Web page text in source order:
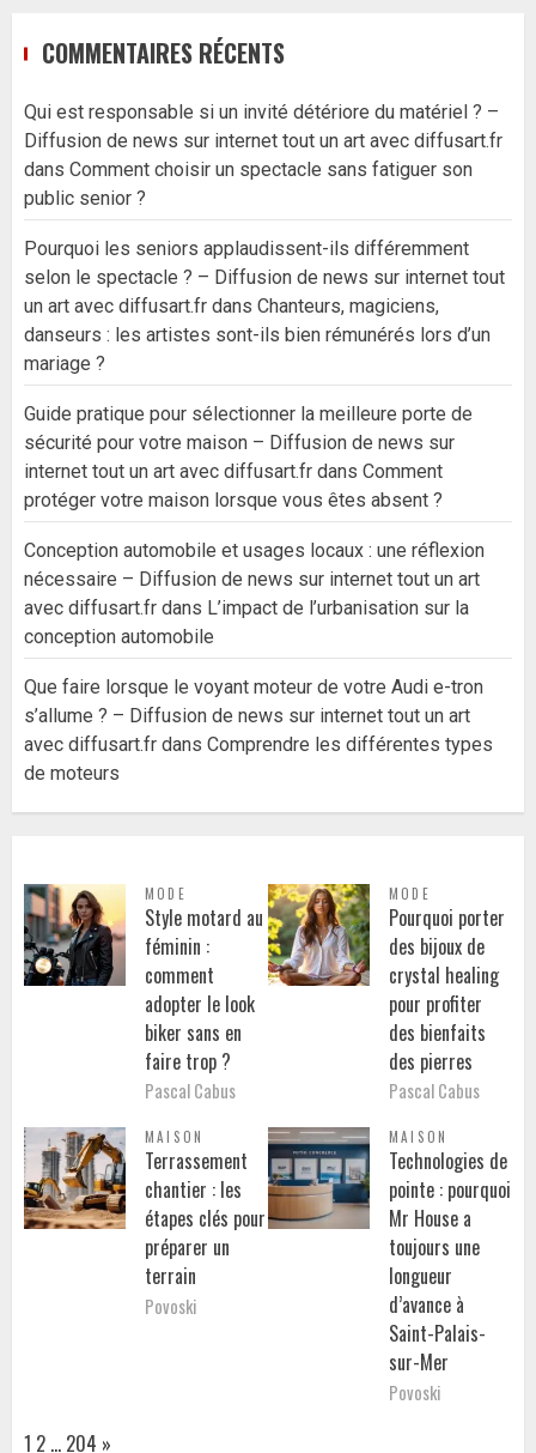
COMMENTAIRES RÉCENTS
Qui est responsable si un invité détériore du matériel ? –
Diffusion de news sur internet tout un art avec diffusart.fr
dans Comment choisir un spectacle sans fatiguer son
public senior ?
Pourquoi les seniors applaudissent-ils différemment
selon le spectacle ? – Diffusion de news sur internet tout
un art avec diffusart.fr dans Chanteurs, magiciens,
danseurs : les artistes sont-ils bien rémunérés lors d’un
mariage ?
Guide pratique pour sélectionner la meilleure porte de
sécurité pour votre maison – Diffusion de news sur
internet tout un art avec diffusart.fr dans Comment
protéger votre maison lorsque vous êtes absent ?
Conception automobile et usages locaux : une réflexion
nécessaire – Diffusion de news sur internet tout un art
avec diffusart.fr dans L’impact de l’urbanisation sur la
conception automobile
Que faire lorsque le voyant moteur de votre Audi e-tron
s’allume ? – Diffusion de news sur internet tout un art
avec diffusart.fr dans Comprendre les différentes types
de moteurs
MODE
Style motard au
féminin :
comment
adopter le look
biker sans en
faire trop ?
Pascal Cabus
MODE
Pourquoi porter
des bijoux de
crystal healing
pour profiter
des bienfaits
des pierres
Pascal Cabus
MAISON
Terrassement
chantier : les
étapes clés pour
préparer un
terrain
Povoski
MAISON
Technologies de
pointe : pourquoi
Mr House a
toujours une
longueur
d’avance à
Saint-Palais-
sur-Mer
Povoski
Page:
1 2 … 204 Next
»